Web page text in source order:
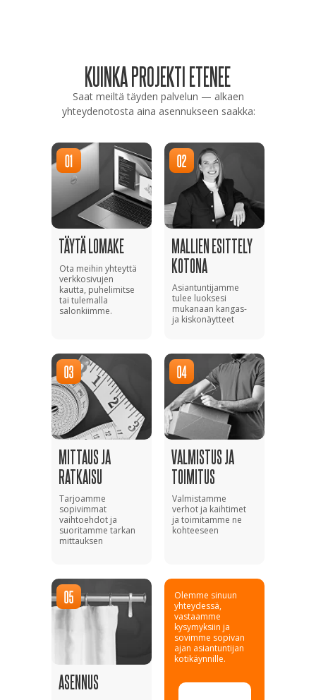
KUINKA PROJEKTI ETENEE
Saat meiltä täyden palvelun — alkaen
yhteydenotosta aina asennukseen saakka:
TÄYTÄ LOMAKE
Ota meihin yhteyttä
verkkosivujen
kautta, puhelimitse
tai tulemalla
salonkiimme.
VALMISTUS JA
TOIMITUS
Valmistamme
verhot ja kaihtimet
ja toimitamme ne
kohteeseen
ASENNUS
MALLIEN ESITTELY
KOTONA
Asiantuntijamme
tulee luoksesi
mukanaan kangas-
ja kiskonäytteet
MITTAUS JA
RATKAISU
Tarjoamme
sopivimmat
vaihtoehdot ja
suoritamme tarkan
mittauksen
Olemme sinuun
yhteydessä,
vastaamme
kysymyksiin ja
sovimme sopivan
ajan asiantuntijan
kotikäynnille.